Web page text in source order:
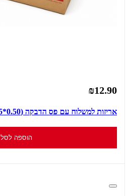
₪12.90
אריזות למשלוח עם פס הדבקה (0.50*28.5*14.5 )
הוספה לסל